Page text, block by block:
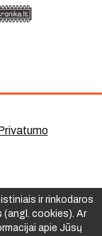
ir rinkodaros
(angl. cookies). Ar
apie Jūsų